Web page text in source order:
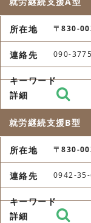
〒830-
090-
就労継続支援B型
〒830-
0942-35-